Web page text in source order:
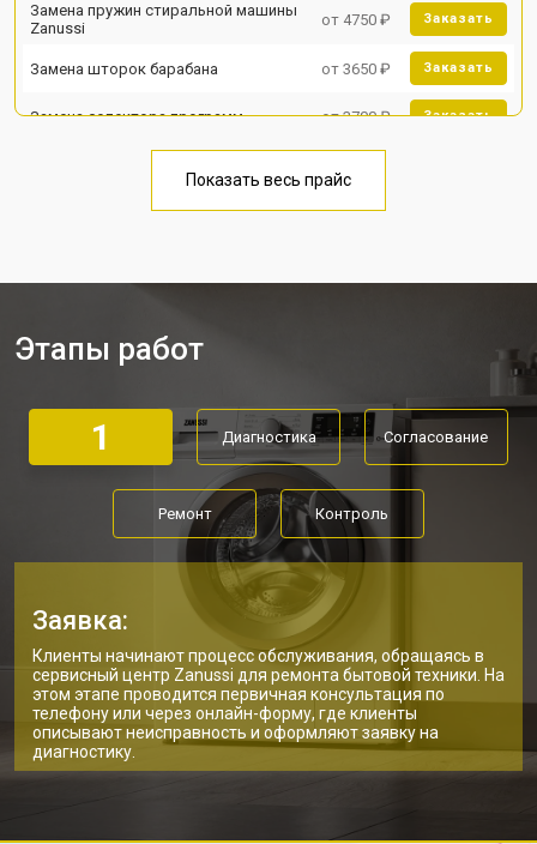
Замена пружин стиральной машины
Zanussi
от 4750 ₽ Заказать
Замена шторок барабана от 3650 ₽ Заказать
Замена селектора программ от 3700 ₽ Заказать
Замена опоры бака от 2800 ₽
Замена дозатора моющих средств
Ремонт или замена петли двери от 2000 ₽ Заказать
Ремонт или замена патрубка
Ремонт платы управления
(восстановление)
от 2450 ₽
Корпусный ремонт (замена резинок,
креплений, кнопок)
от 1850 ₽
от 2750 ₽
Замена щёток стиральной машины
Zanussi
от 3100 ₽ Заказать
Замена амортизаторов от 2000 ₽ Заказать
Замена подшипников от 2800 ₽ Заказать
Ремонт/замена датчика
Показать весь прайс
Этапы работ
1 Диагностика Согласование
Ремонт Контроль
Заявка:
Клиенты начинают процесс обслуживания, обращаясь в
сервисный центр Zanussi для ремонта бытовой техники. На
этом этапе проводится первичная консультация по
телефону или через онлайн-форму, где клиенты
описывают неисправность и оформляют заявку на
диагностику.